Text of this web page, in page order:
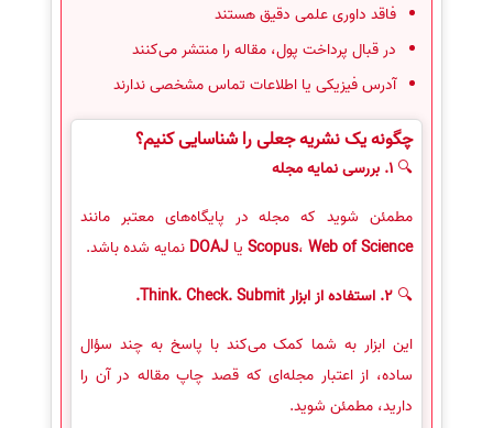
فاقد داوری علمی دقیق هستند
در قبال پرداخت پول، مقاله را منتشر می‌کنند
آدرس فیزیکی یا اطلاعات تماس مشخصی ندارند
چگونه یک نشریه جعلی را شناسایی کنیم؟
🔍 1. بررسی نمایه مجله
مطمئن شوید که مجله در پایگاه‌های معتبر مانند
Scopus، Web of Science یا DOAJ نمایه شده باشد.
🔍 2. استفاده از ابزار Think. Check. Submit.
این ابزار به شما کمک می‌کند با پاسخ به چند سؤال
ساده، از اعتبار مجله‌ای که قصد چاپ مقاله در آن را
دارید، مطمئن شوید.